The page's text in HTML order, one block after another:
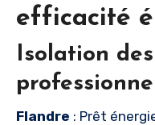
efficacité
Isolation
Flandre : Prêt